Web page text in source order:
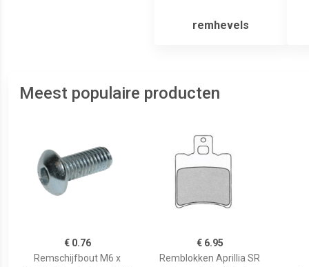
remhevels
Meest populaire producten
€ 0.76
Remschijfbout M6 x
€ 6.95
Remblokken Aprillia SR